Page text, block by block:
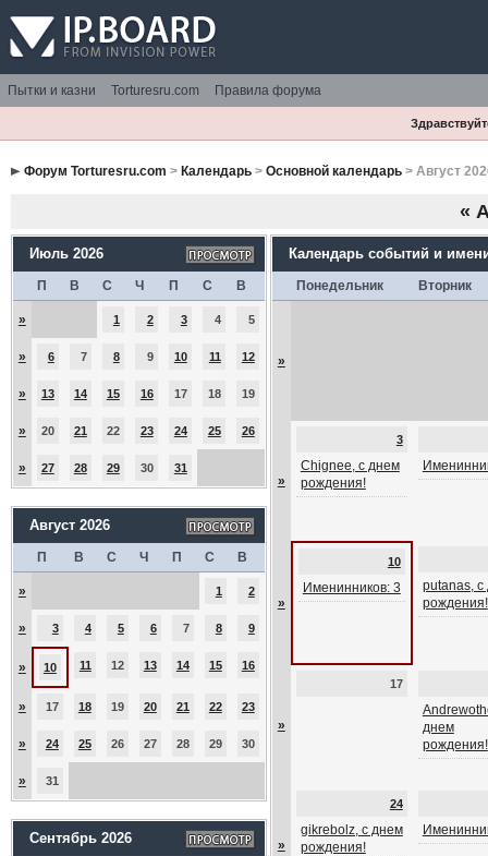
Пытки и казни Torturesru.com Правила форума
Форум Torturesru.com > Календарь> Основной календарь> Август
«
Июль 2026
П В С Ч П С В
» 1 2 3 4 5
» 6 7 8 9 10 11 12
» 13 14 15 16 17 18 19
» 20 21 22 23 24 25 26
» 27 28 29 30 31
Август 2026
П В С Ч П С В
» 1 2
» 3 4 5 6 7 8 9
» 10 11 12 13 14 15 16
» 17 18 19 20 21 22 23
» 24 25 26 27 28 29 30
» 31
Сентябрь 2026
Календарь событий и
Понедельник Вторник
»
»
3
Chignee, с днем
рождения!
»
10
Именинников: 3
putanas, с
рождения!
»
17
днем
рождения!
»
24
gikrebolz, с днем
рождения!